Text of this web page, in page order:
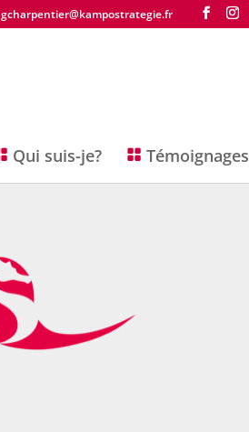
gcharpentier@kampostrategie.fr
Qui suis-je? Témoignages